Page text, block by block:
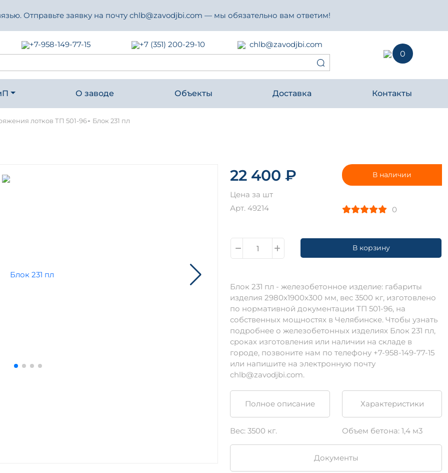
Отправьте заявку на почту chlb@zavodjbi.com — мы обязательно вам ответим!
+7-958-149-77-15 +7 (351) 200-29-10
chlb@zavodjbi.com
0
О заводе Объекты Доставка Контакты
лотков ТП 501-96- Блок 231 пл
22 400 ₽
Цена за шт
Арт. 49214
В наличии
0
В корзину
Блок 231 пл - железобетонное изделие: габариты
изделия 2980х1900х300 мм, вес 3500 кг, изготовлено
по нормативной документации ТП 501-96, на
собственных мощностях в Челябинске. Чтобы узнать
подробнее о железобетонных изделиях Блок 231 пл,
сроках изготовления или наличии на складе в
городе, позвоните нам по телефону +7-958-149-77-15
или напишите на электронную почту
chlb@zavodjbi.com.
Полное описание Характеристики
Вес: 3500 кг. Объем бетона: 1,4 м3
Документы